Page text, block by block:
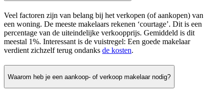
Veel factoren zijn van belang bij het verkopen (of aankopen) van
een woning. De meeste makelaars rekenen ‘courtage’. Dit is een
percentage van de uiteindelijke verkoopprijs. Gemiddeld is dit
meestal 1%. Interessant is de vuistregel: Een goede makelaar
verdient zichzelf terug ondanks de kosten.
Waarom heb je een aankoop- of verkoop makelaar nodig?